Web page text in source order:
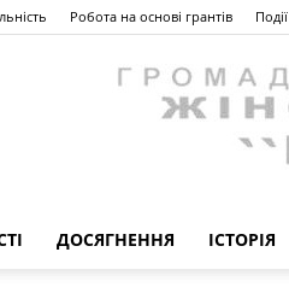
Робота на основі грантів Події
ДОСЯГНЕННЯ ІСТОРІЯ